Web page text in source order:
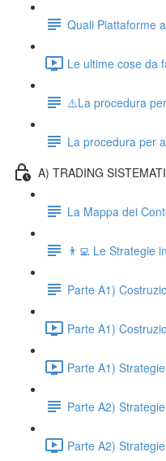
Quali Piattaforme
Le ultime cose da
⚠️La procedura
La procedura per
A) TRADING
La Mappa dei
👨‍💻 Le Strategie
Parte A1)
Parte A1)
Parte A1)
Parte A2)
Parte A2)